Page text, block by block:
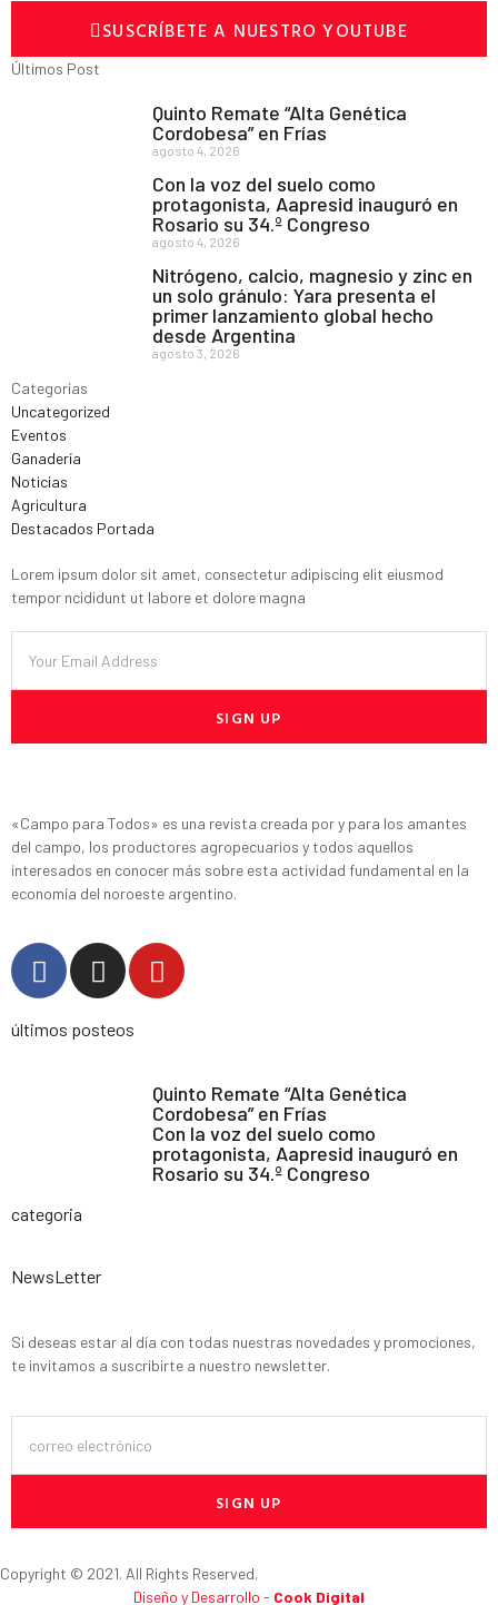
SUSCRÍBETE A NUESTRO YOUTUBE
Últimos Post
Quinto Remate “Alta Genética
Cordobesa” en Frías
agosto 4, 2026
Con la voz del suelo como
protagonista, Aapresid inauguró en
Rosario su 34.º Congreso
agosto 4, 2026
Nitrógeno, calcio, magnesio y zinc en
un solo gránulo: Yara presenta el
primer lanzamiento global hecho
desde Argentina
agosto 3, 2026
Categorías
Uncategorized
Eventos
Ganadería
Noticias
Agricultura
Destacados Portada
Lorem ipsum dolor sit amet, consectetur adipiscing elit eiusmod
tempor ncididunt ut labore et dolore magna
SIGN UP
«Campo para Todos» es una revista creada por y para los amantes
del campo, los productores agropecuarios y todos aquellos
interesados en conocer más sobre esta actividad fundamental en la
economía del noroeste argentino.
últimos posteos
Quinto Remate “Alta Genética
Cordobesa” en Frías
Con la voz del suelo como
protagonista, Aapresid inauguró en
Rosario su 34.º Congreso
categoria
NewsLetter
Si deseas estar al día con todas nuestras novedades y promociones,
te invitamos a suscribirte a nuestro newsletter.
SIGN UP
Copyright © 2021. All Rights Reserved.
Diseño y Desarrollo - Cook Digital